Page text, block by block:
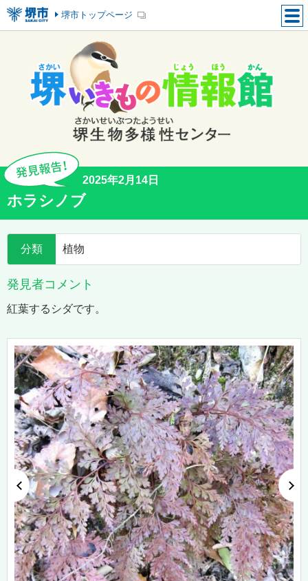
堺市トップページ
2025年2月14日
ホラシノブ
分類 植物
発見者コメント
紅葉するシダです。